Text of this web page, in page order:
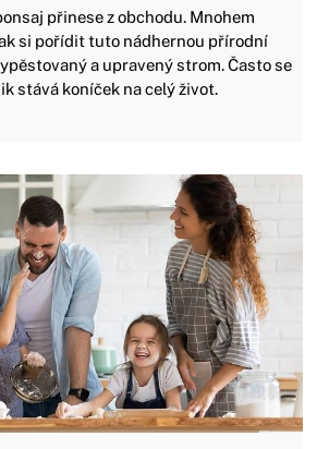
přinese z obchodu. Mnohem
si pořídit tuto nádhernou přírodní
a upravený strom. Často se
stává koníček na celý život.